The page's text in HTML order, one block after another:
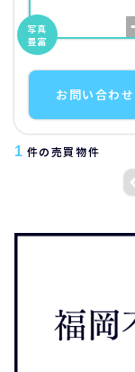
写真
豊富
お問い合わせ
1 件の売買物件